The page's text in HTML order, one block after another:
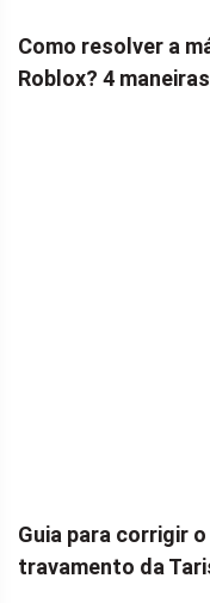
Como resolver a
Roblox? 4
Guia para corrigir
travamento da